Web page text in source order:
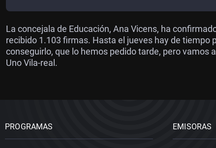
La concejala de Educación, Ana Vicens, ha
recibido 1.103 firmas. Hasta el jueves hay de tiempo
conseguirlo, que lo hemos pedido tarde, pero vamos
Uno Vila-real.
PROGRAMAS EMISORAS